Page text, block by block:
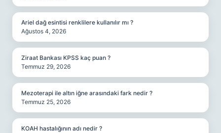
Ariel dağ esintisi renklilere kullanılır mı ?
Ağustos 4, 2026
Ziraat Bankası KPSS kaç puan ?
Temmuz 29, 2026
Mezoterapi ile altın iğne arasındaki fark nedir ?
Temmuz 25, 2026
KOAH hastalığının adı nedir ?